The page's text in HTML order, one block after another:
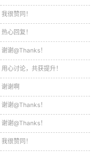
我很赞同！
热心回复！
谢谢@Thanks！
用心讨论，共获提升！
谢谢啊
谢谢@Thanks！
谢谢@Thanks！
我很赞同！